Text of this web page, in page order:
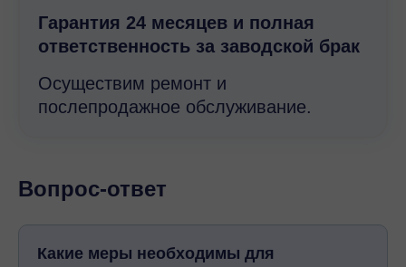
Гарантия 24 месяцев и полная
ответственность за заводской брак
Осуществим ремонт и
послепродажное обслуживание.
Вопрос-ответ
Какие меры необходимы для